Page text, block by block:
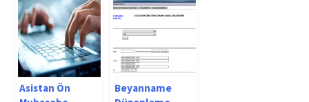
Asistan Ön
Beyanname